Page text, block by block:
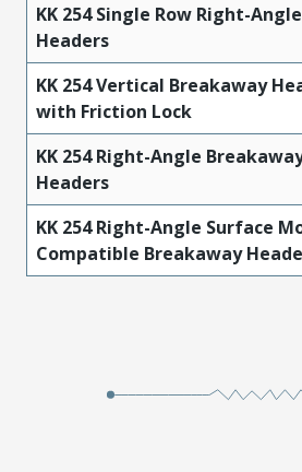
KK 254 Single Row Right-Angle
Headers
KK 254 Vertical Breakaway
with Friction Lock
KK 254 Right-Angle
Headers
KK 254 Right-Angle Surface
Compatible Breakaway